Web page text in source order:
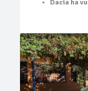
Dacia ha